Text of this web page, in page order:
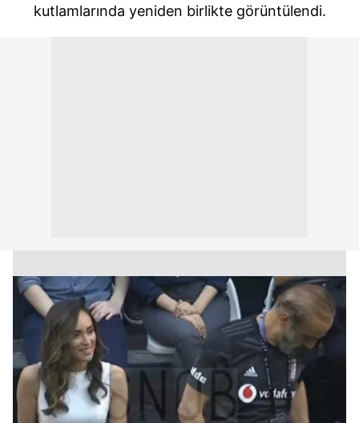
kutlamlarında yeniden birlikte görüntülendi.